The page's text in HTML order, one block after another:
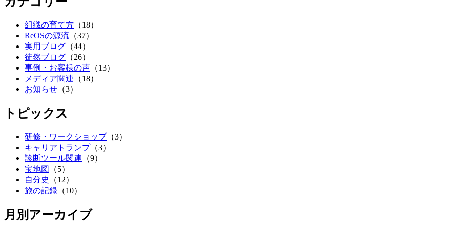
組織の育て方 （18）
ReOSの源流 （37）
実用ブログ （44）
徒然ブログ （26）
事例・お客様の声 （13）
メディア関連 （18）
お知らせ （3）
トピックス
研修・ワークショップ（3）
キャリアトランプ（3）
診断ツール関連 （9）
宝地図
（5）
自分史
（12）
旅の記録 （10）
月別アーカイブ